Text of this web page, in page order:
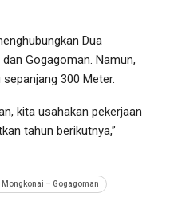
Dua
Gogagoman. Namun,
300 Meter.
kita usahakan pekerjaan
tahun berikutnya,”
– Gogagoman